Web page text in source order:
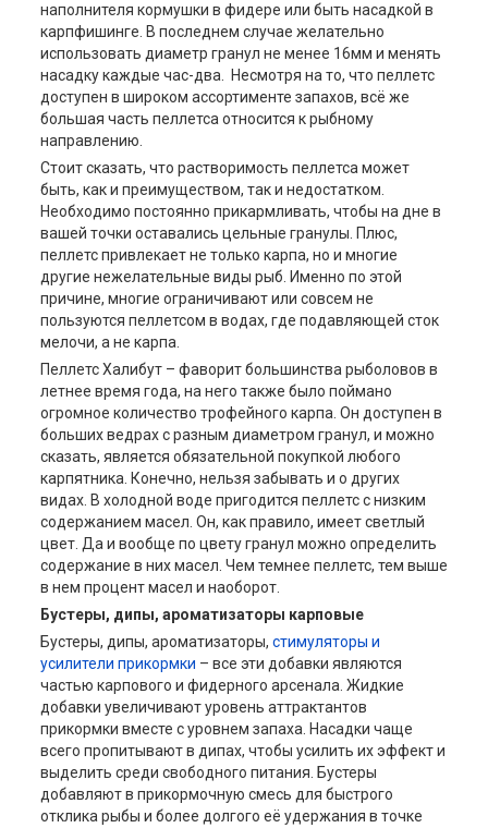
наполнителя кормушки в фидере или быть насадкой в
карпфишинге. В последнем случае желательно
использовать диаметр гранул не менее 16мм и менять
насадку каждые час-два. Несмотря на то, что пеллетс
доступен в широком ассортименте запахов, всё же
большая часть пеллетса относится к рыбному
направлению.
Стоит сказать, что растворимость пеллетса может
быть, как и преимуществом, так и недостатком.
Необходимо постоянно прикармливать, чтобы на дне в
вашей точки оставались цельные гранулы. Плюс,
пеллетс привлекает не только карпа, но и многие
другие нежелательные виды рыб. Именно по этой
причине, многие ограничивают или совсем не
пользуются пеллетсом в водах, где подавляющей сток
мелочи, а не карпа.
Пеллетс Халибут – фаворит большинства рыболовов в
летнее время года, на него также было поймано
огромное количество трофейного карпа. Он доступен в
больших ведрах с разным диаметром гранул, и можно
сказать, является обязательной покупкой любого
карпятника. Конечно, нельзя забывать и о других
видах. В холодной воде пригодится пеллетс с низким
содержанием масел. Он, как правило, имеет светлый
цвет. Да и вообще по цвету гранул можно определить
содержание в них масел. Чем темнее пеллетс, тем выше
в нем процент масел и наоборот.
Бустеры, дипы, ароматизаторы карповые
Бустеры, дипы, ароматизаторы, стимуляторы и
усилители прикормки – все эти добавки являются
частью карпового и фидерного арсенала. Жидкие
добавки увеличивают уровень аттрактантов
прикормки вместе с уровнем запаха. Насадки чаще
всего пропитывают в дипах, чтобы усилить их эффект и
выделить среди свободного питания. Бустеры
добавляют в прикормочную смесь для быстрого
отклика рыбы и более долгого её удержания в точке